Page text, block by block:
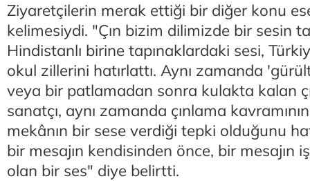
Ziyaretçilerin merak ettiği bir diğer konu
kelimesiydi. "Çın bizim dilimizde bir sesin
Hindistanlı birine tapınaklardaki sesi,
okul zillerini hatırlattı. Aynı zamanda
veya bir patlamadan sonra kulakta kalan
sanatçı, aynı zamanda çınlama
mekânın bir sese verdiği tepki olduğunu
bir mesajın kendisinden önce, bir mesajın
olan bir ses" diye belirtti.